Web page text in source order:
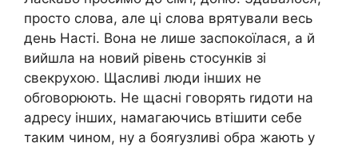
просто слова, але ці слова врятували весь
день Насті. Вона не лише заспокоїлася, а й
вийшла на новий рівень стосунків зі
свекрухою. Щасливі люди інших не
обrоворюють. Не щасні говорять rидоти на
адресу інших, намагаючись втішити себе
таким чином, ну а бояrузливі обра жають у